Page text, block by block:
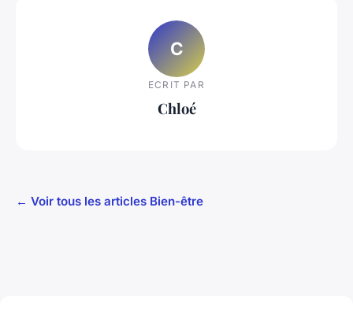
C
ECRIT PAR
Chloé
← Voir tous les articles Bien-être